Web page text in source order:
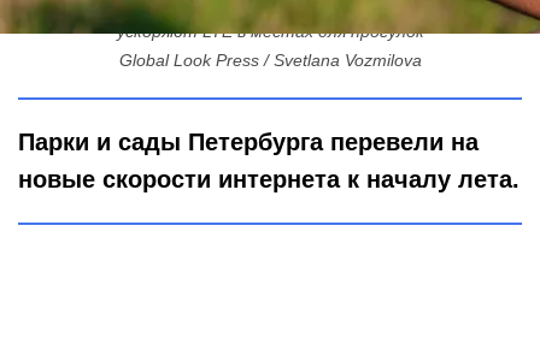
Никаких «слепых зон»: в Петербурге расширяют сеть Wi-Fi и
ускоряют LTE в местах для прогулок
Global Look Press / Svetlana Vozmilova
Парки и сады Петербурга перевели на
новые скорости интернета к началу лета.